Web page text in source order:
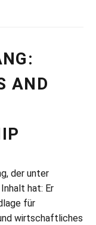
AND
der unter
hat: Er
für
wirtschaftliches